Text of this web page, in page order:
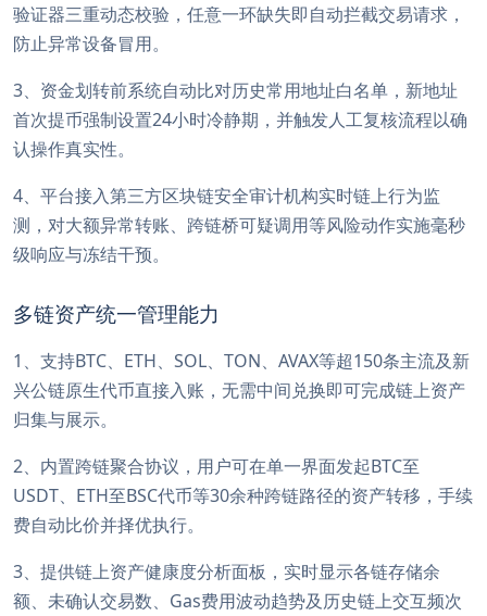
验证器三重动态校验，任意一环缺失即自动拦截交易请求，
防止异常设备冒用。
3、资金划转前系统自动比对历史常用地址白名单，新地址
首次提币强制设置24小时冷静期，并触发人工复核流程以确
认操作真实性。
4、平台接入第三方区块链安全审计机构实时链上行为监
测，对大额异常转账、跨链桥可疑调用等风险动作实施毫秒
级响应与冻结干预。
多链资产统一管理能力
1、支持BTC、ETH、SOL、TON、AVAX等超150条主流及新
兴公链原生代币直接入账，无需中间兑换即可完成链上资产
归集与展示。
2、内置跨链聚合协议，用户可在单一界面发起BTC至
USDT、ETH至BSC代币等30余种跨链路径的资产转移，手续
费自动比价并择优执行。
3、提供链上资产健康度分析面板，实时显示各链存储余
额、未确认交易数、Gas费用波动趋势及历史链上交互频次